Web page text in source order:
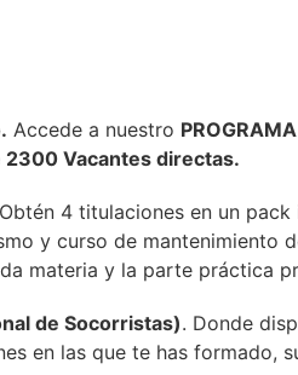
Accede a nuestro
Vacantes directas.
4 titulaciones en un
y curso de mantenimiento
materia y la parte práctica
de Socorristas). Donde
en las que te has